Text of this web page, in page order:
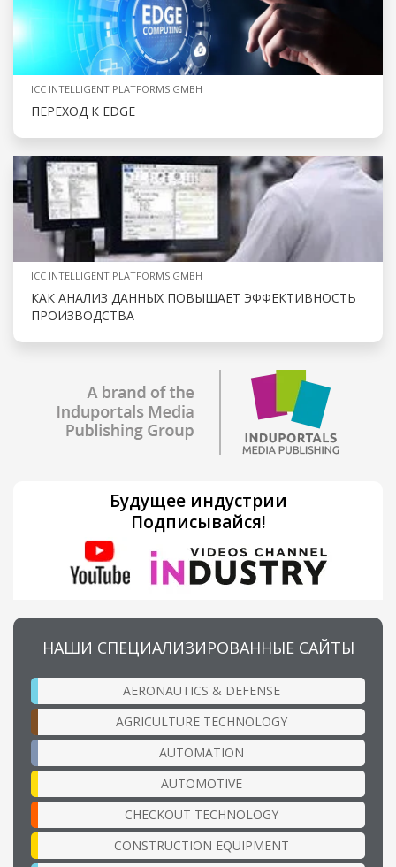
ICC INTELLIGENT PLATFORMS GMBH
ПЕРЕХОД К EDGE
ICC INTELLIGENT PLATFORMS GMBH
КАК АНАЛИЗ ДАННЫХ ПОВЫШАЕТ ЭФФЕКТИВНОСТЬ
ПРОИЗВОДСТВА
Будущее индустрии
Подписывайся!
НАШИ СПЕЦИАЛИЗИРОВАННЫЕ САЙТЫ
AERONAUTICS & DEFENSE
AGRICULTURE TECHNOLOGY
AUTOMATION
AUTOMOTIVE
CHECKOUT TECHNOLOGY
CONSTRUCTION EQUIPMENT